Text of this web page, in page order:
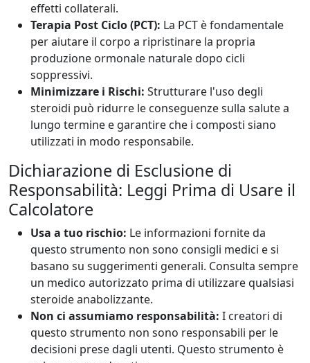
effetti collaterali.
Terapia Post Ciclo (PCT): La PCT è fondamentale
per aiutare il corpo a ripristinare la propria
produzione ormonale naturale dopo cicli
soppressivi.
Minimizzare i Rischi: Strutturare l'uso degli
steroidi può ridurre le conseguenze sulla salute a
lungo termine e garantire che i composti siano
utilizzati in modo responsabile.
Dichiarazione di Esclusione di
Responsabilità: Leggi Prima di Usare il
Calcolatore
Usa a tuo rischio: Le informazioni fornite da
questo strumento non sono consigli medici e si
basano su suggerimenti generali. Consulta sempre
un medico autorizzato prima di utilizzare qualsiasi
steroide anabolizzante.
Non ci assumiamo responsabilità: I creatori di
questo strumento non sono responsabili per le
decisioni prese dagli utenti. Questo strumento è